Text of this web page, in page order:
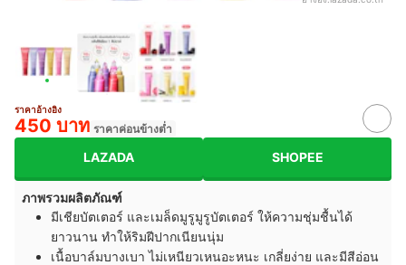
ราคาอ้างอิง
450 บาท ราคาค่อนข้างต่ำ
LAZADA SHOPEE
ภาพรวมผลิตภัณฑ์
มีเชียบัตเตอร์ และเมล็ดมูรูมูรูบัตเตอร์ ให้ความชุ่มชื้นได้
ยาวนาน ทำให้ริมฝีปากเนียนนุ่ม
เนื้อบาล์มบางเบา ไม่เหนียวเหนอะหนะ เกลี่ยง่าย และมีสีอ่อน